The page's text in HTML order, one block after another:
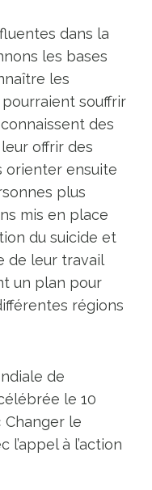
dans la
les bases
les
souffrir
des
offrir des
orienter ensuite
plus
mis en place
du suicide et
de leur travail
un plan pour
régions
de
le 10
le
l’appel à l’action